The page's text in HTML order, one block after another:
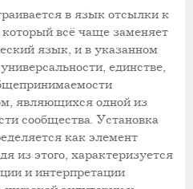
в язык отсылки к
всё чаще заменяет
язык, и в указанном
единстве,
являющихся одной из
сообщества. Установка
как элемент
из этого, характеризуется
и интерпретации